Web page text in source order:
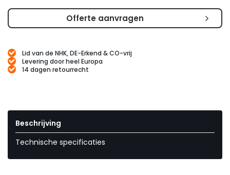
Offerte aanvragen
Lid van de NHK, DE-Erkend & CO-vrij
Levering door heel Europa
14 dagen retourrecht
Beschrijving
Technische specificaties